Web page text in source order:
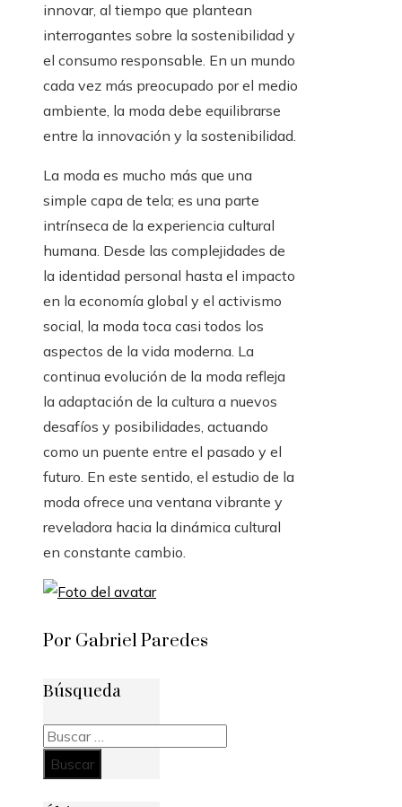
innovar, al tiempo que plantean
interrogantes sobre la sostenibilidad y
el consumo responsable. En un mundo
cada vez más preocupado por el medio
ambiente, la moda debe equilibrarse
entre la innovación y la sostenibilidad.
La moda es mucho más que una
simple capa de tela; es una parte
intrínseca de la experiencia cultural
humana. Desde las complejidades de
la identidad personal hasta el impacto
en la economía global y el activismo
social, la moda toca casi todos los
aspectos de la vida moderna. La
continua evolución de la moda refleja
la adaptación de la cultura a nuevos
desafíos y posibilidades, actuando
como un puente entre el pasado y el
futuro. En este sentido, el estudio de la
moda ofrece una ventana vibrante y
reveladora hacia la dinámica cultural
en constante cambio.
Por Gabriel Paredes
Búsqueda
Buscar: